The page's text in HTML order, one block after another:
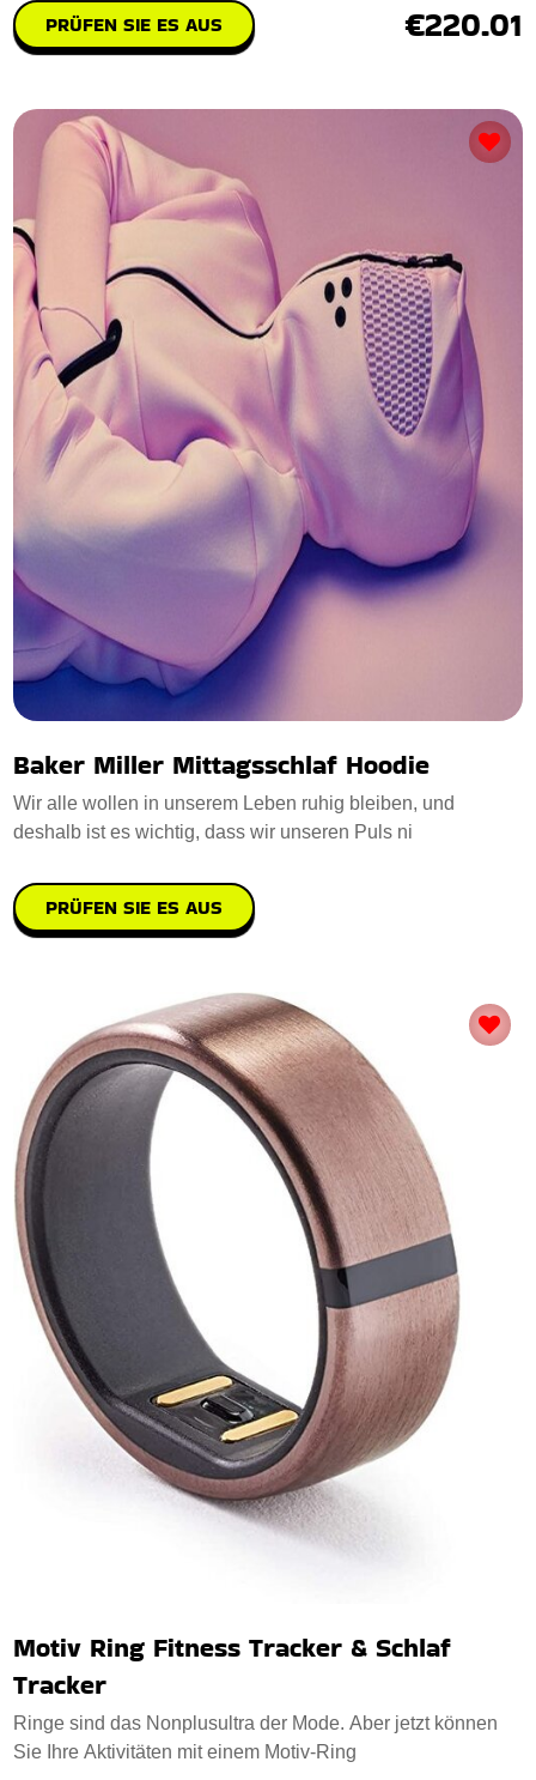
PRÜFEN SIE ES AUS €220.01
Baker Miller Mittagsschlaf Hoodie
Wir alle wollen in unserem Leben ruhig bleiben, und
deshalb ist es wichtig, dass wir unseren Puls ni
PRÜFEN SIE ES AUS
Motiv Ring Fitness Tracker & Schlaf
Tracker
Ringe sind das Nonplusultra der Mode. Aber jetzt können
Sie Ihre Aktivitäten mit einem Motiv-Ring